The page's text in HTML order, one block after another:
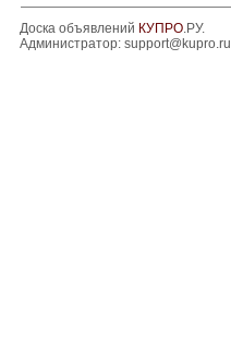
Доска объявлений КУПРО.РУ.
Администратор: support@kupro.ru